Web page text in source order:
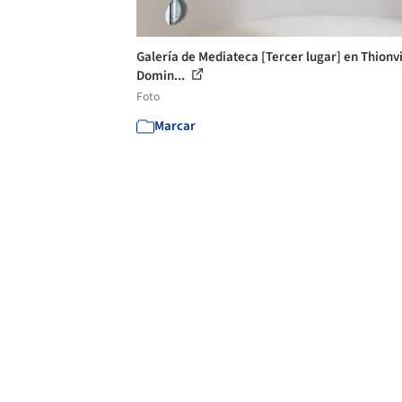
Galería de Mediateca [Tercer lugar] en
Domin...
Foto
Marcar